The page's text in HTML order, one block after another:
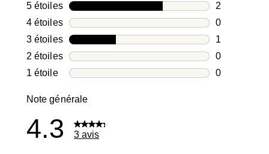
5 étoilesétoiles
2
2 avis avec
4 étoilesétoiles
0
0 avis avec
3 étoilesétoiles
1
1 avis avec
2 étoilesétoiles
0
0 avis avec
1 étoileétoiles
0
Note générale
4.3 3 avis